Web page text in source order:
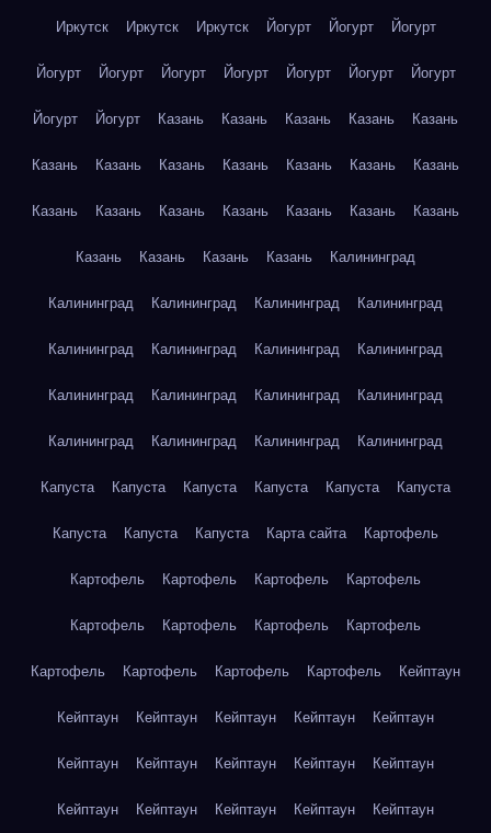
Иркутск Иркутск Иркутск Йогурт Йогурт Йогурт
Йогурт Йогурт Йогурт Йогурт Йогурт Йогурт Йогурт
Йогурт Йогурт Казань Казань Казань Казань Казань
Казань Казань Казань Казань Казань Казань Казань
Казань Казань Казань Казань Казань Казань Казань
Казань Казань Казань Казань Калининград
Калининград Калининград Калининград Калининград
Калининград Калининград Калининград Калининград
Калининград Калининград Калининград Калининград
Калининград Калининград Калининград Калининград
Капуста Капуста Капуста Капуста Капуста Капуста
Капуста Капуста Капуста Карта сайта Картофель
Картофель Картофель Картофель Картофель
Картофель Картофель Картофель Картофель
Картофель Картофель Картофель Картофель Кейптаун
Кейптаун Кейптаун Кейптаун Кейптаун Кейптаун
Кейптаун Кейптаун Кейптаун Кейптаун Кейптаун
Кейптаун Кейптаун Кейптаун Кейптаун Кейптаун